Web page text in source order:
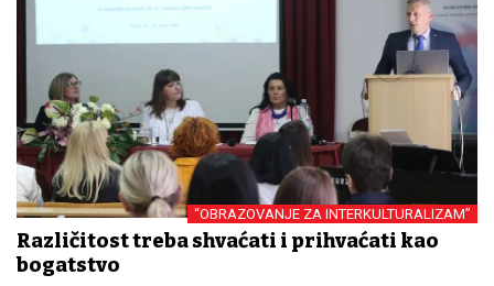
“OBRAZOVANJE ZA INTERKULTURALIZAM”
Različitost treba shvaćati i prihvaćati kao
bogatstvo